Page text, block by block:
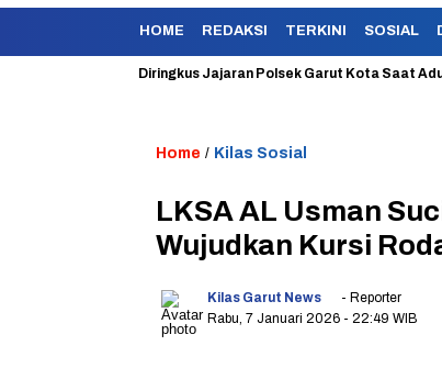
HOME REDAKSI TERKINI SOSIAL
Berhasil Diringkus Jajaran Polsek Garut Kota Saat Adu
Home / Kilas Sosial
LKSA AL Usman
Wujudkan Kursi
Kilas Garut News
- Reporter
Rabu, 7 Januari 2026 - 22:49 WIB